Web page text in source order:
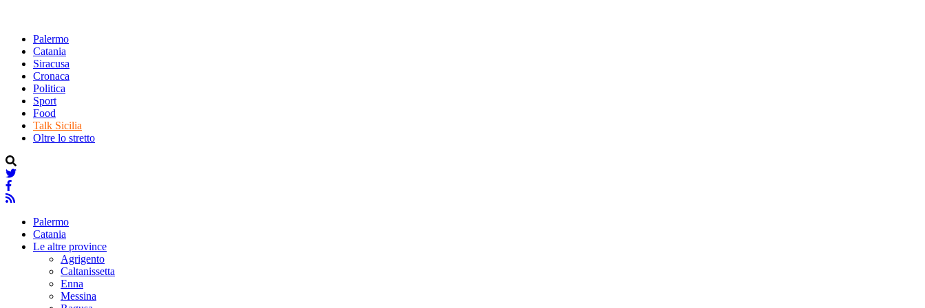
Palermo
Catania
Siracusa
Cronaca
Politica
Sport
Food
Talk Sicilia
Oltre lo stretto
Palermo
Catania
Le altre province
Agrigento
Caltanissetta
Enna
Messina